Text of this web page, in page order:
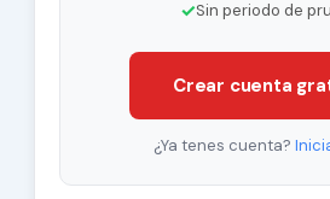
✓Sin periodo de
Crear cuenta
¿Ya tenes cuenta?